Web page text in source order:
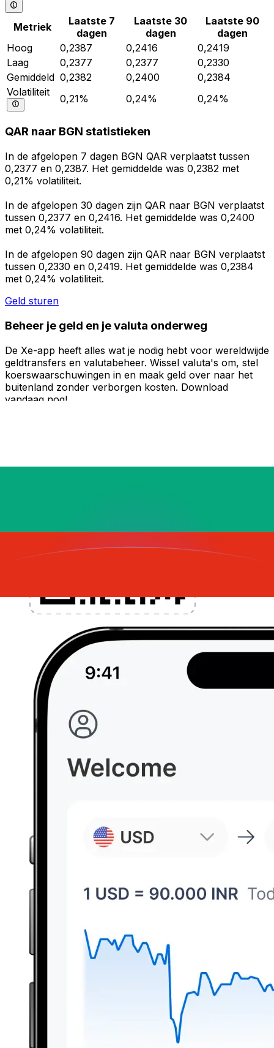
Metriek
Laatste 7
dagen
Laatste 30
dagen
Laatste 90
dagen
Hoog
0,2387 0,2416
0,2419
Laag
0,2377 0,2377
0,2330
Gemiddeld 0,2382 0,2400
0,2384
Volatiliteit
0,21% 0,24% 0,24%
QAR naar BGN statistieken
In de afgelopen 7 dagen BGN QAR verplaatst tussen
0,2377 en 0,2387. Het gemiddelde was 0,2382 met
0,21% volatiliteit.
In de afgelopen 30 dagen zijn QAR naar BGN verplaatst
tussen 0,2377 en 0,2416. Het gemiddelde was 0,2400
met 0,24% volatiliteit.
In de afgelopen 90 dagen zijn QAR naar BGN verplaatst
tussen 0,2330 en 0,2419. Het gemiddelde was 0,2384
met 0,24% volatiliteit.
Geld sturen
Beheer je geld en je valuta onderweg
De Xe-app heeft alles wat je nodig hebt voor wereldwijde
geldtransfers en valutabeheer. Wissel valuta's om, stel
koerswaarschuwingen in en maak geld over naar het
buitenland zonder verborgen kosten. Download
vandaag nog!